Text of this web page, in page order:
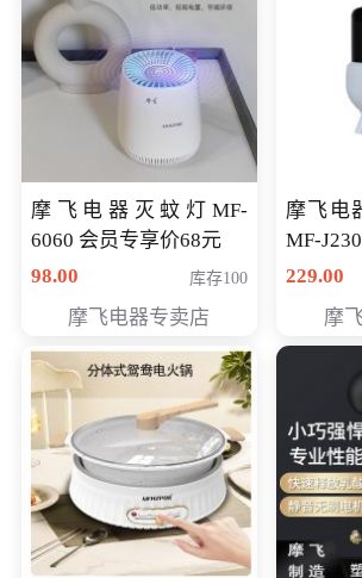
摩飞电器灭蚊灯MF-
6060 会员专享价68元
98.00
库存100
摩飞电器专卖店
摩飞电
MF-
168元
229.00
摩